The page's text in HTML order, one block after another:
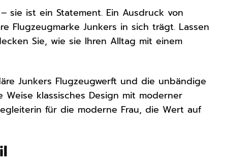
sie ist ein Statement. Ein Ausdruck von
Flugzeugmarke Junkers in sich trägt. Lassen
Sie, wie sie Ihren Alltag mit einem
Junkers Flugzeugwerft und die unbändige
klassisches Design mit moderner
für die moderne Frau, die Wert auf